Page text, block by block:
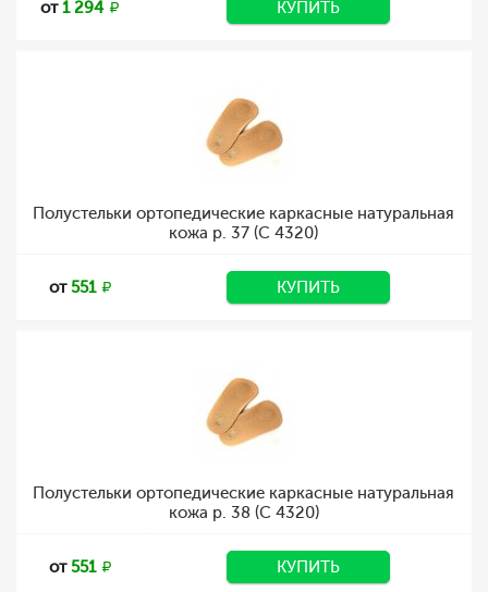
от1 294 КУПИТЬ
Полустельки ортопедические каркасные натуральная
кожа р. 37 (C 4320)
от551 КУПИТЬ
Полустельки ортопедические каркасные натуральная
кожа р. 38 (C 4320)
от551 КУПИТЬ